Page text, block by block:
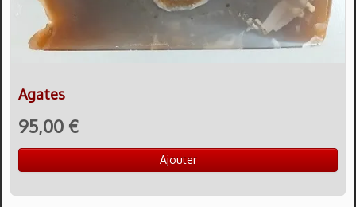
Agates
95,00 €
Ajouter